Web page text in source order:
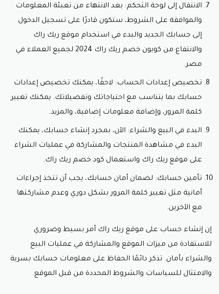
الانتقال إلى لوحة التحكم: بعد الانتهاء من تعبئة المعلومات
والموافقة على الشروط، ستكون قادرًا على تسجيل الدخول
إلى حسابك الجديد والبدء في استخدام موقع ريك راك
والانتفاع من كوبون خصم ريك راك 2024 لجميع العملاء في
مصر.
تخصيص إعدادات الحساب: لاحقًا، يمكنك تخصيص إعدادات
حسابك بما يتناسب مع احتياجاتك وتفضيلاتك. يمكنك تغيير
كلمة المرور، وإضافة معلومات إضافية، والمزيد.
البدء في البيع والشراء: الآن، بمجرد إنشاء حسابك، يمكنك
البدء في مشاهدة المنتجات والمشاركة في عمليات الشراء
على موقع ريك راك واستعمال كود خصم ريك راك.
تأمين حسابك: لضمان أمان حسابك، يجب أن تتخذ إجراءات
أمانية مثل تغيير كلمة المرور بشكل دوري وعدم مشاركتها
مع الآخرين.
إن إنشاء حساب على موقع ريك راك أمر بسيط وضروري
للاستفادة من ميزات الموقع والمشاركة في عمليات البيع
والشراء بأمان. تذكر دائمًا الحفاظ على معلومات حسابك بسرية
والامتثال للسياسات والشروط المحددة من قبل الموقع.